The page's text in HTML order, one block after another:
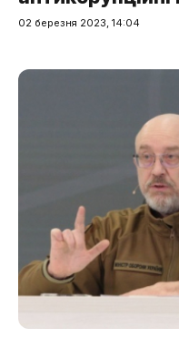
02 березня 2023, 14:04